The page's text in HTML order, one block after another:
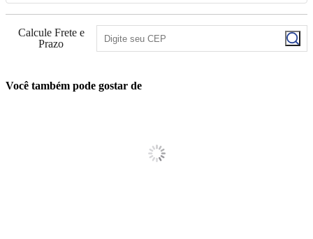
Calcule Frete e
Prazo
Você também pode gostar de